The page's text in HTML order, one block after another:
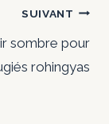
SUIVANT
sombre pour
rohingyas